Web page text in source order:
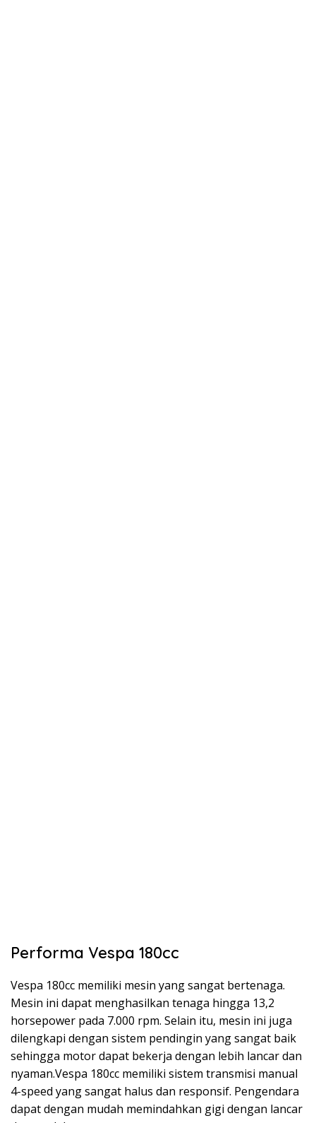
Performa Vespa 180cc
Vespa 180cc memiliki mesin yang sangat bertenaga.
Mesin ini dapat menghasilkan tenaga hingga 13,2
horsepower pada 7.000 rpm. Selain itu, mesin ini juga
dilengkapi dengan sistem pendingin yang sangat baik
sehingga motor dapat bekerja dengan lebih lancar dan
nyaman.Vespa 180cc memiliki sistem transmisi manual
4-speed yang sangat halus dan responsif. Pengendara
dapat dengan mudah memindahkan gigi dengan lancar